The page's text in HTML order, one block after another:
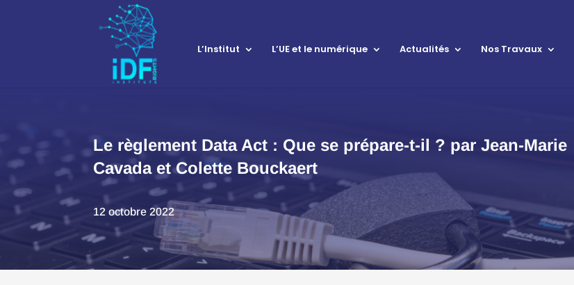
L’Institut L’UE et le numérique Actualités Nos Travaux
Le règlement Data Act : Que se prépare-t-il ? par Jean-Marie
Cavada et Colette Bouckaert
12 octobre 2022